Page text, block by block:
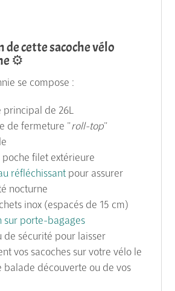
cette sacoche vélo
⚙️
se compose :
principal de 26L
de fermeture "roll-top"
filet extérieure
réfléchissant pour assurer
nocturne
inox (espacés de 15 cm)
sur porte-bagages
de sécurité pour laisser
vos sacoches sur votre vélo le
balade découverte ou de vos